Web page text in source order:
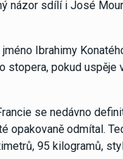
názor sdílí i José
Ibrahimy
stopera, pokud
se nedávno
opakovaně odmítal.
95 kilogramů,